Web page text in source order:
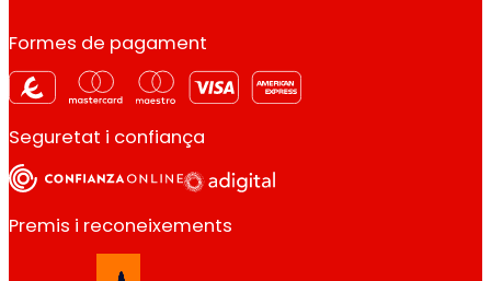
Formes de pagament
Seguretat i confiança
Premis i reconeixements